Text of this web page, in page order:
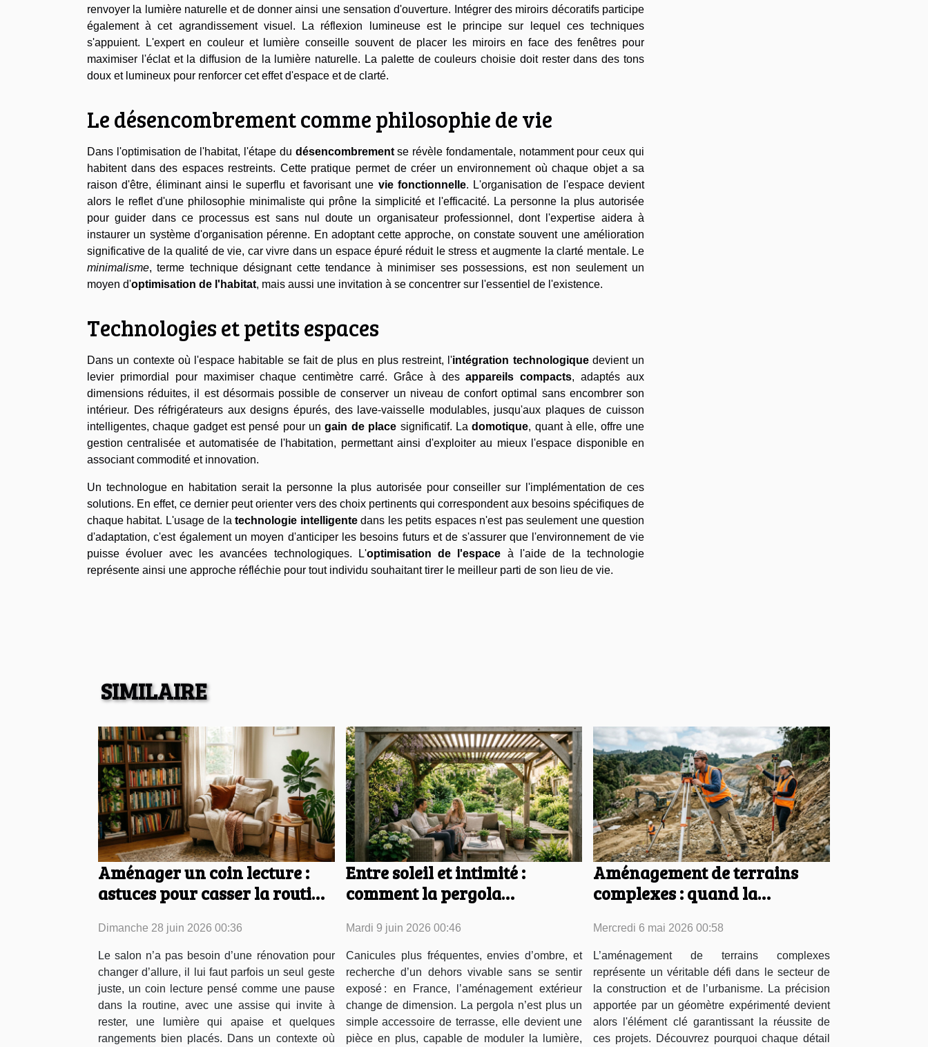
renvoyer la lumière naturelle et de donner ainsi une sensation d'ouverture. Intégrer des miroirs décoratifs participe
également à cet agrandissement visuel. La réflexion lumineuse est le principe sur lequel ces techniques
s'appuient. L'expert en couleur et lumière conseille souvent de placer les miroirs en face des fenêtres pour
maximiser l'éclat et la diffusion de la lumière naturelle. La palette de couleurs choisie doit rester dans des tons
doux et lumineux pour renforcer cet effet d'espace et de clarté.
Le désencombrement comme philosophie de vie
Dans l'optimisation de l'habitat, l'étape du désencombrementse révèle fondamentale, notamment pour ceux qui
habitent dans des espaces restreints. Cette pratique permet de créer un environnement où chaque objet a sa
raison d'être, éliminant ainsi le superflu et favorisant une vie fonctionnelle. L'organisation de l'espace devient
alors le reflet d'une philosophie minimaliste qui prône la simplicité et l'efficacité. La personne la plus autorisée
pour guider dans ce processus est sans nul doute un organisateur professionnel, dont l'expertise aidera à
instaurer un système d'organisation pérenne. En adoptant cette approche, on constate souvent une amélioration
significative de la qualité de vie, car vivre dans un espace épuré réduit le stress et augmente la clarté mentale. Le
minimalisme, terme technique désignant cette tendance à minimiser ses possessions, est non seulement un
moyen d'optimisation de l'habitat, mais aussi une invitation à se concentrer sur l'essentiel de l'existence.
Technologies et petits espaces
Dans un contexte où l'espace habitable se fait de plus en plus restreint, l'intégration technologiquedevient un
levier primordial pour maximiser chaque centimètre carré. Grâce à desappareils compacts, adaptés aux
dimensions réduites, il est désormais possible de conserver un niveau de confort optimal sans encombrer son
intérieur. Des réfrigérateurs aux designs épurés, des lave-vaisselle modulables, jusqu'aux plaques de cuisson
intelligentes, chaque gadget est pensé pour ungain de place significatif. Ladomotique, quant à elle, offre une
gestion centralisée et automatisée de l'habitation, permettant ainsi d'exploiter au mieux l'espace disponible en
associant commodité et innovation.
Un technologue en habitation serait la personne la plus autorisée pour conseiller sur l'implémentation de ces
solutions. En effet, ce dernier peut orienter vers des choix pertinents qui correspondent aux besoins spécifiques de
chaque habitat. L'usage de latechnologie intelligentedans les petits espaces n'est pas seulement une question
d'adaptation, c'est également un moyen d'anticiper les besoins futurs et de s'assurer que l'environnement de vie
puisse évoluer avec les avancées technologiques. L'optimisation de l'espace à l'aide de la technologie
représente ainsi une approche réfléchie pour tout individu souhaitant tirer le meilleur parti de son lieu de vie.
SIMILAIRE
Aménager un coin lecture :
astuces pour casser la routine
Dimanche 28 juin 2026 00:36
Le salon n’a pas besoin d’une rénovation pour
changer d’allure, il lui faut parfois un seul geste
juste, un coin lecture pensé comme une pause
dans la routine, avec une assise qui invite à
rester, une lumière qui apaise et quelques
rangements bien placés. Dans un contexte où
Entre soleil et intimité :
comment la pergola
extérieurs
Mardi 9 juin 2026 00:46
Canicules plus fréquentes, envies d’ombre, et
recherche d’un dehors vivable sans se sentir
exposé : en France, l’aménagement extérieur
change de dimension. La pergola n’est plus un
simple accessoire de terrasse, elle devient une
pièce en plus, capable de moduler la lumière,
Aménagement de terrains
complexes : quand la
différence
Mercredi 6 mai 2026 00:58
L’aménagement de terrains complexes
représente un véritable défi dans le secteur de
la construction et de l’urbanisme. La précision
apportée par un géomètre expérimenté devient
alors l'élément clé garantissant la réussite de
ces projets. Découvrez pourquoi chaque détail